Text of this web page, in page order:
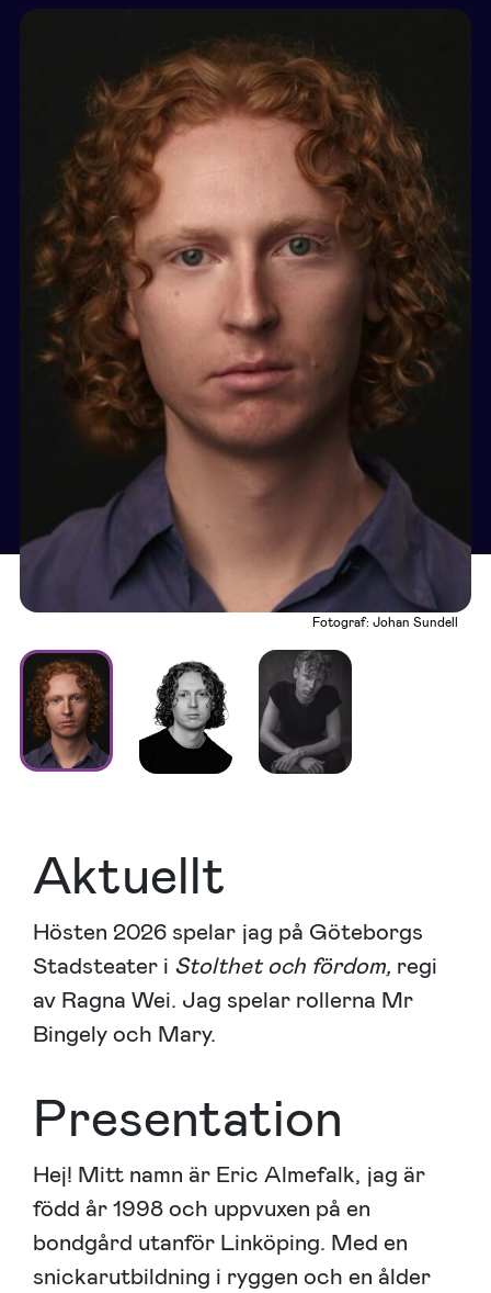
Fotograf: Johan Sundell
Aktuellt
Hösten 2026 spelar jag på Göteborgs
Stadsteater i Stolthet och fördom, regi
av Ragna Wei. Jag spelar rollerna Mr
Bingely och Mary.
Presentation
Hej! Mitt namn är Eric Almefalk, jag är
född år 1998 och uppvuxen på en
bondgård utanför Linköping. Med en
snickarutbildning i ryggen och en ålder